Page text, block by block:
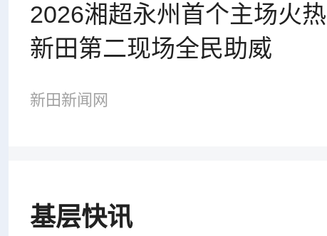
2026湘超永州首个主场火热
新田第二现场全民助威
新田新闻网
基层快讯